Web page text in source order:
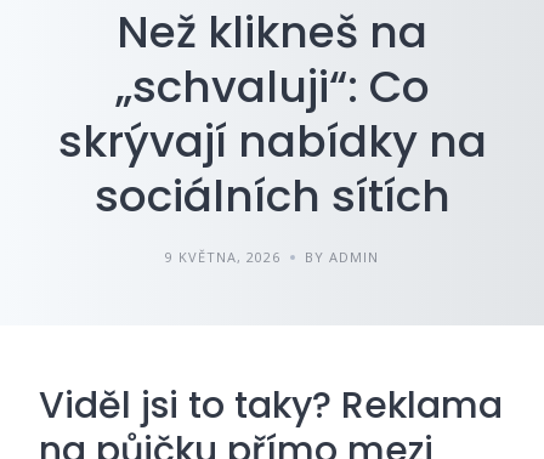
Než klikneš na
„schvaluji“: Co
skrývají nabídky na
sociálních sítích
9 KVĚTNA, 2026 BY ADMIN
Viděl jsi to taky? Reklama